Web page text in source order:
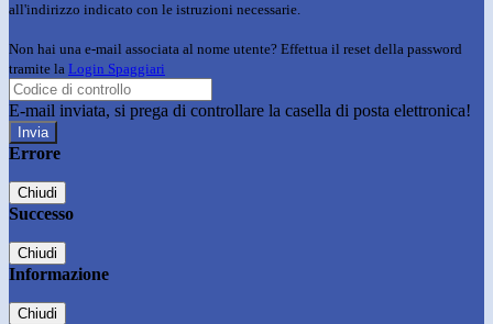
all'indirizzo indicato con le istruzioni necessarie.
Non hai una e-mail associata al nome utente? Effettua il reset della password
tramite la Login Spaggiari
E-mail inviata, si prega di controllare la casella di posta elettronica!
Errore
Chiudi
Successo
Chiudi
Informazione
Chiudi